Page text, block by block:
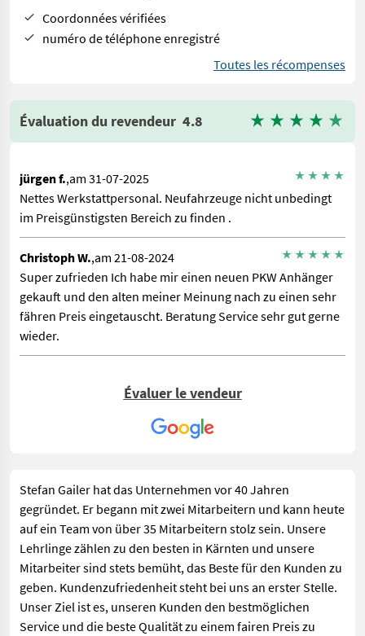
Coordonnées vérifiées
numéro de téléphone enregistré
Toutes les récompenses
Évaluation du revendeur 4.8
jürgen f.,am 31-07-2025
Nettes Werkstattpersonal. Neufahrzeuge nicht unbedingt
im Preisgünstigsten Bereich zu finden .
Christoph W.,am 21-08-2024
Super zufrieden Ich habe mir einen neuen PKW Anhänger
gekauft und den alten meiner Meinung nach zu einen sehr
fähren Preis eingetauscht. Beratung Service sehr gut gerne
wieder.
Évaluer le vendeur
Stefan Gailer hat das Unternehmen vor 40 Jahren
gegründet. Er begann mit zwei Mitarbeitern und kann heute
auf ein Team von über 35 Mitarbeitern stolz sein. Unsere
Lehrlinge zählen zu den besten in Kärnten und unsere
Mitarbeiter sind stets bemüht, das Beste für den Kunden zu
geben. Kundenzufriedenheit steht bei uns an erster Stelle.
Unser Ziel ist es, unseren Kunden den bestmöglichen
Service und die beste Qualität zu einem fairen Preis zu